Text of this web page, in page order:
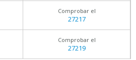
Comprobar el
27217
Comprobar el
27219